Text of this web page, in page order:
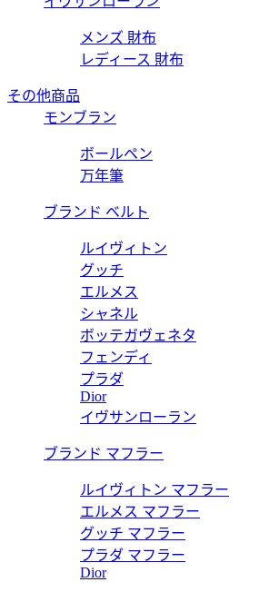
メンズ 財布
レディース 財布
その他商品
モンブラン
ボールペン
万年筆
ブランド ベルト
ルイヴィトン
グッチ
エルメス
シャネル
ボッテガヴェネタ
フェンディ
プラダ
Dior
イヴサンローラン
ブランド マフラー
ルイヴィトン マフラー
エルメス マフラー
グッチ マフラー
プラダ マフラー
Dior